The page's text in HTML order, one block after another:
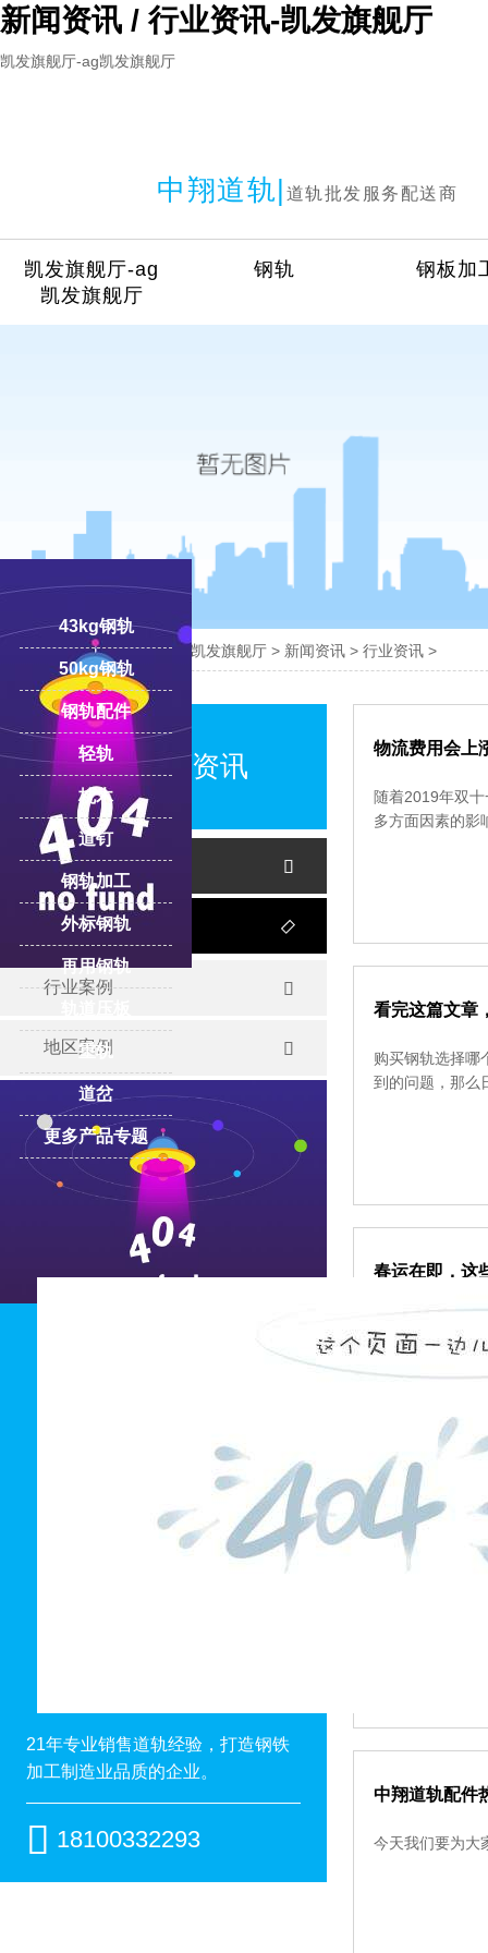
新闻资讯 / 行业资讯-凯发旗舰厅
凯发旗舰厅-ag凯发旗舰厅
中翔道轨| 道轨批发服务配送商
线: 18100332293
凯发旗舰厅-ag
凯发旗舰厅
钢轨 钢板加
您的位置：凯发旗舰厅-ag凯发旗舰厅 > 新闻资讯 > 行业资讯 >
物流费用会上
随着2019年双
多方面因素的影
看完这篇文章
购买钢轨选择哪
到的问题，那么
春运在即，这
轨距拉杆使用
中翔道轨配件
今天我们要为大
中翔案例资讯
新闻资讯 
客户案例 
行业案例 
地区案例 
21年专业销售道轨经验，打造钢铁
加工制造业品质的企业。
 18100332293
43kg钢轨
50kg钢轨
钢轨配件
轻轨
枕木
道钉
钢轨加工
外标钢轨
再用钢轨
重轨
道岔
更多产品专题